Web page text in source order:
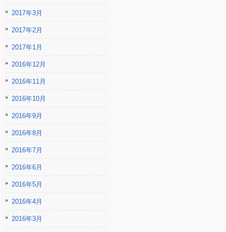
2017年3月
2017年2月
2017年1月
2016年12月
2016年11月
2016年10月
2016年9月
2016年8月
2016年7月
2016年6月
2016年5月
2016年4月
2016年3月